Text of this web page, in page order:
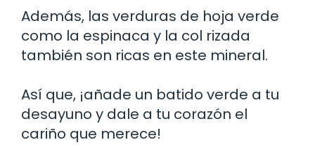
Además, las verduras de hoja verde
como la espinaca y la col rizada
también son ricas en este mineral.
Así que, ¡añade un batido verde a tu
desayuno y dale a tu corazón el
cariño que merece!